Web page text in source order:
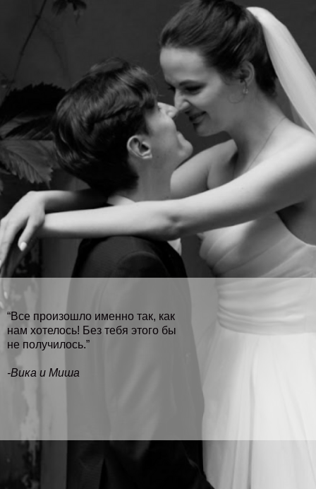
“Все произошло именно так, как
нам хотелось! Без тебя этого бы
не получилось.”
-Вика и Миша